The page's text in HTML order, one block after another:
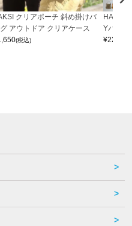
クリアポーチ 斜め掛けバ
アウトドア クリアケース
(税込)
Yバッグ
¥22,000